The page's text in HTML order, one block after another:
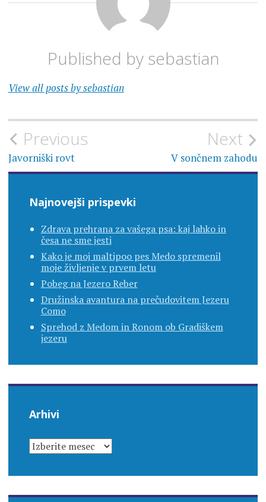
Published by sebastian
View all posts by sebastian
Navigacija
prispevka
Previous
Javorniški rovt
Next
V sončnem zahodu
Najnovejši prispevki
Zdrava prehrana za vašega psa: kaj lahko in
česa ne sme jesti
Kako je moj maltipoo pes Medo spremenil
moje življenje v prvem letu
Pobeg na Jezero Reber
Družinska avantura na prečudovitem Jezeru
Como
Sprehod z Medom in Ronom ob Gradiškem
jezeru
Arhivi
ARHIVI